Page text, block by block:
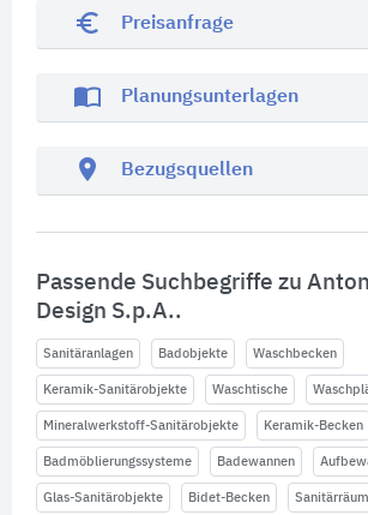
euro_symbol Preisanfrage
import_contacts Planungsunterlagen
location_on Bezugsquellen
Passende Suchbegriffe zu
Design S.p.A..
Sanitäranlagen Badobjekte Waschbecken
Keramik-Sanitärobjekte Waschtische
Mineralwerkstoff-Sanitärobjekte Keramik-Becken
Badmöblierungssysteme Badewannen
Glas-Sanitärobjekte Bidet-Becken